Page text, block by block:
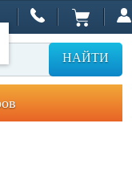
НАЙТИ